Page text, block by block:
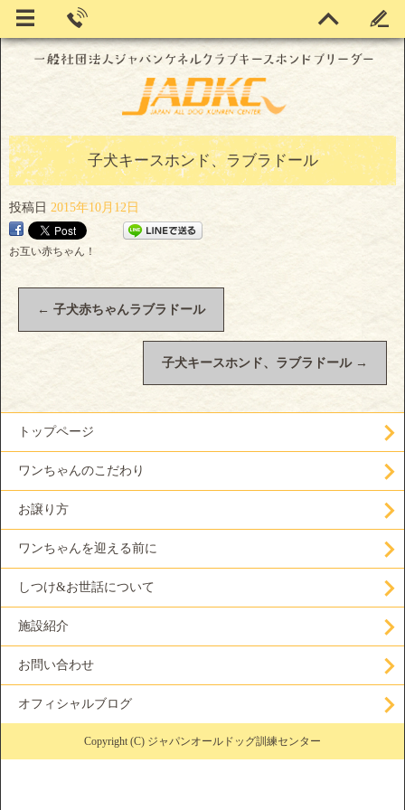
子犬キースホンド、ラブラドール
投稿日 2015年10月12日
お互い赤ちゃん！
← 子犬赤ちゃんラブラドール
子犬キースホンド、ラブラドール →
トップページ
ワンちゃんのこだわり
お譲り方
ワンちゃんを迎える前に
しつけ&お世話について
施設紹介
お問い合わせ
オフィシャルブログ
Copyright (C) ジャパンオールドッグ訓練センター